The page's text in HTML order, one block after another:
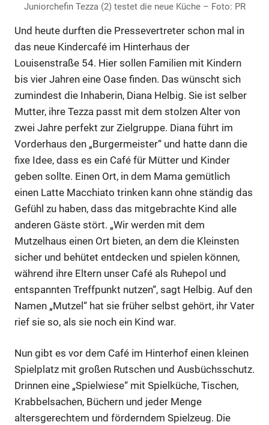
Juniorchefin Tezza (2) testet die neue Küche – Foto: PR
Und heute durften die Pressevertreter schon mal in
das neue Kindercafé im Hinterhaus der
Louisenstraße 54. Hier sollen Familien mit Kindern
bis vier Jahren eine Oase finden. Das wünscht sich
zumindest die Inhaberin, Diana Helbig. Sie ist selber
Mutter, ihre Tezza passt mit dem stolzen Alter von
zwei Jahre perfekt zur Zielgruppe. Diana führt im
Vorderhaus den „Burgermeister“ und hatte dann die
fixe Idee, dass es ein Café für Mütter und Kinder
geben sollte. Einen Ort, in dem Mama gemütlich
einen Latte Macchiato trinken kann ohne ständig das
Gefühl zu haben, dass das mitgebrachte Kind alle
anderen Gäste stört. „Wir werden mit dem
Mutzelhaus einen Ort bieten, an dem die Kleinsten
sicher und behütet entdecken und spielen können,
während ihre Eltern unser Café als Ruhepol und
entspannten Treffpunkt nutzen“, sagt Helbig. Auf den
Namen „Mutzel“ hat sie früher selbst gehört, ihr Vater
rief sie so, als sie noch ein Kind war.
Nun gibt es vor dem Café im Hinterhof einen kleinen
Spielplatz mit großen Rutschen und Ausbüchsschutz.
Drinnen eine „Spielwiese“ mit Spielküche, Tischen,
Krabbelsachen, Büchern und jeder Menge
altersgerechtem und förderndem Spielzeug. Die